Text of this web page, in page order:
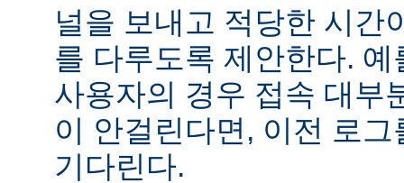
널을 보내고 적당한 시간
를 다루도록 제안한다.
사용자의 경우 접속 대부
이 안걸린다면, 이전 로
기다린다.